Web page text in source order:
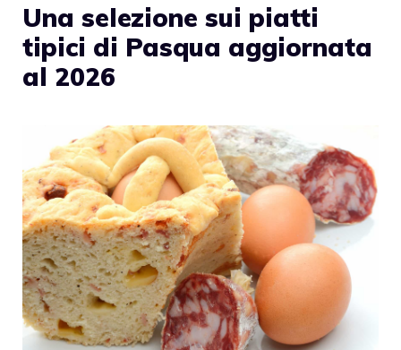
Una selezione sui piatti
tipici di Pasqua aggiornata
al 2026